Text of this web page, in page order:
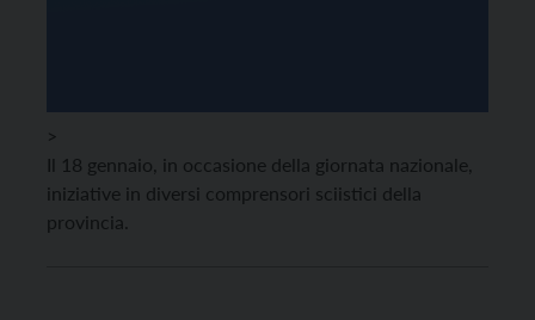
>
Il 18 gennaio, in occasione della giornata nazionale,
iniziative in diversi comprensori sciistici della
provincia.